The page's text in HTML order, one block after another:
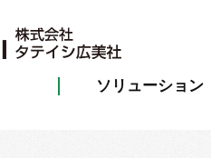
ソリューション